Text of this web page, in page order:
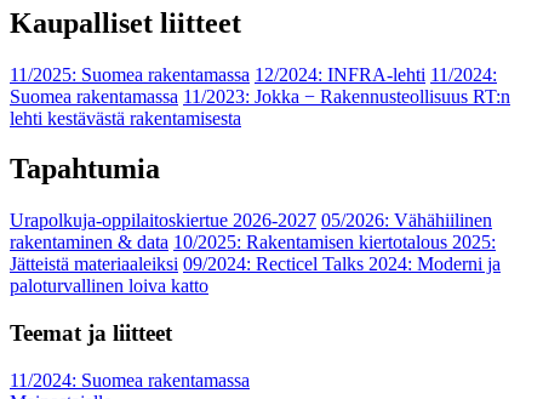
Kaupalliset liitteet
11/2025: Suomea rakentamassa 12/2024: INFRA-lehti 11/2024:
Suomea rakentamassa 11/2023: Jokka − Rakennusteollisuus RT:n
lehti kestävästä rakentamisesta
Tapahtumia
Urapolkuja-oppilaitoskiertue 2026-2027 05/2026: Vähähiilinen
rakentaminen & data 10/2025: Rakentamisen kiertotalous 2025:
Jätteistä materiaaleiksi 09/2024: Recticel Talks 2024: Moderni ja
paloturvallinen loiva katto
Teemat ja liitteet
11/2024: Suomea rakentamassa